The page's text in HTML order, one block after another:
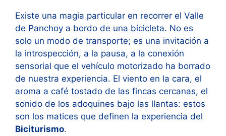
Existe una magia particular en recorrer el Valle
de Panchoy a bordo de una bicicleta. No es
solo un modo de transporte; es una invitación a
la introspección, a la pausa, a la conexión
sensorial que el vehículo motorizado ha borrado
de nuestra experiencia. El viento en la cara, el
aroma a café tostado de las fincas cercanas, el
sonido de los adoquines bajo las llantas: estos
son los matices que definen la experiencia del
Biciturismo.